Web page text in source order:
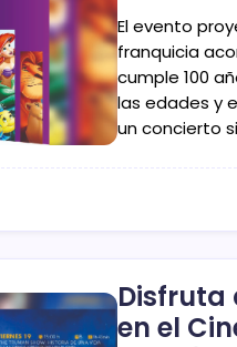
El evento
franquicia
cumple 100
las edades y
un concierto
Disfruta
en el